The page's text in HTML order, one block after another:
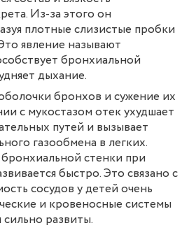
Из-за этого он
плотные слизистые пробки
явление называют
бронхиальной
дыхание.
бронхов и сужение их
с мукостазом отек ухудшает
путей и вызывает
газообмена в легких​.
стенки при
быстро. Это связано с
сосудов у детей очень
и кровеносные системы
развиты.